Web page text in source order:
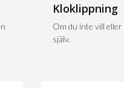
Kloklippning
Om du inte vill eller
själv.